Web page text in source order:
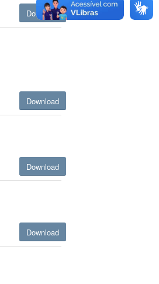
Download
Download
Download
Download